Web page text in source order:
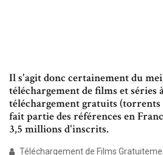
Il s'agit donc certainement du
téléchargement de films et séries
téléchargement gratuits (torrents
fait partie des références en
3,5 millions d'inscrits.
Téléchargement de Films